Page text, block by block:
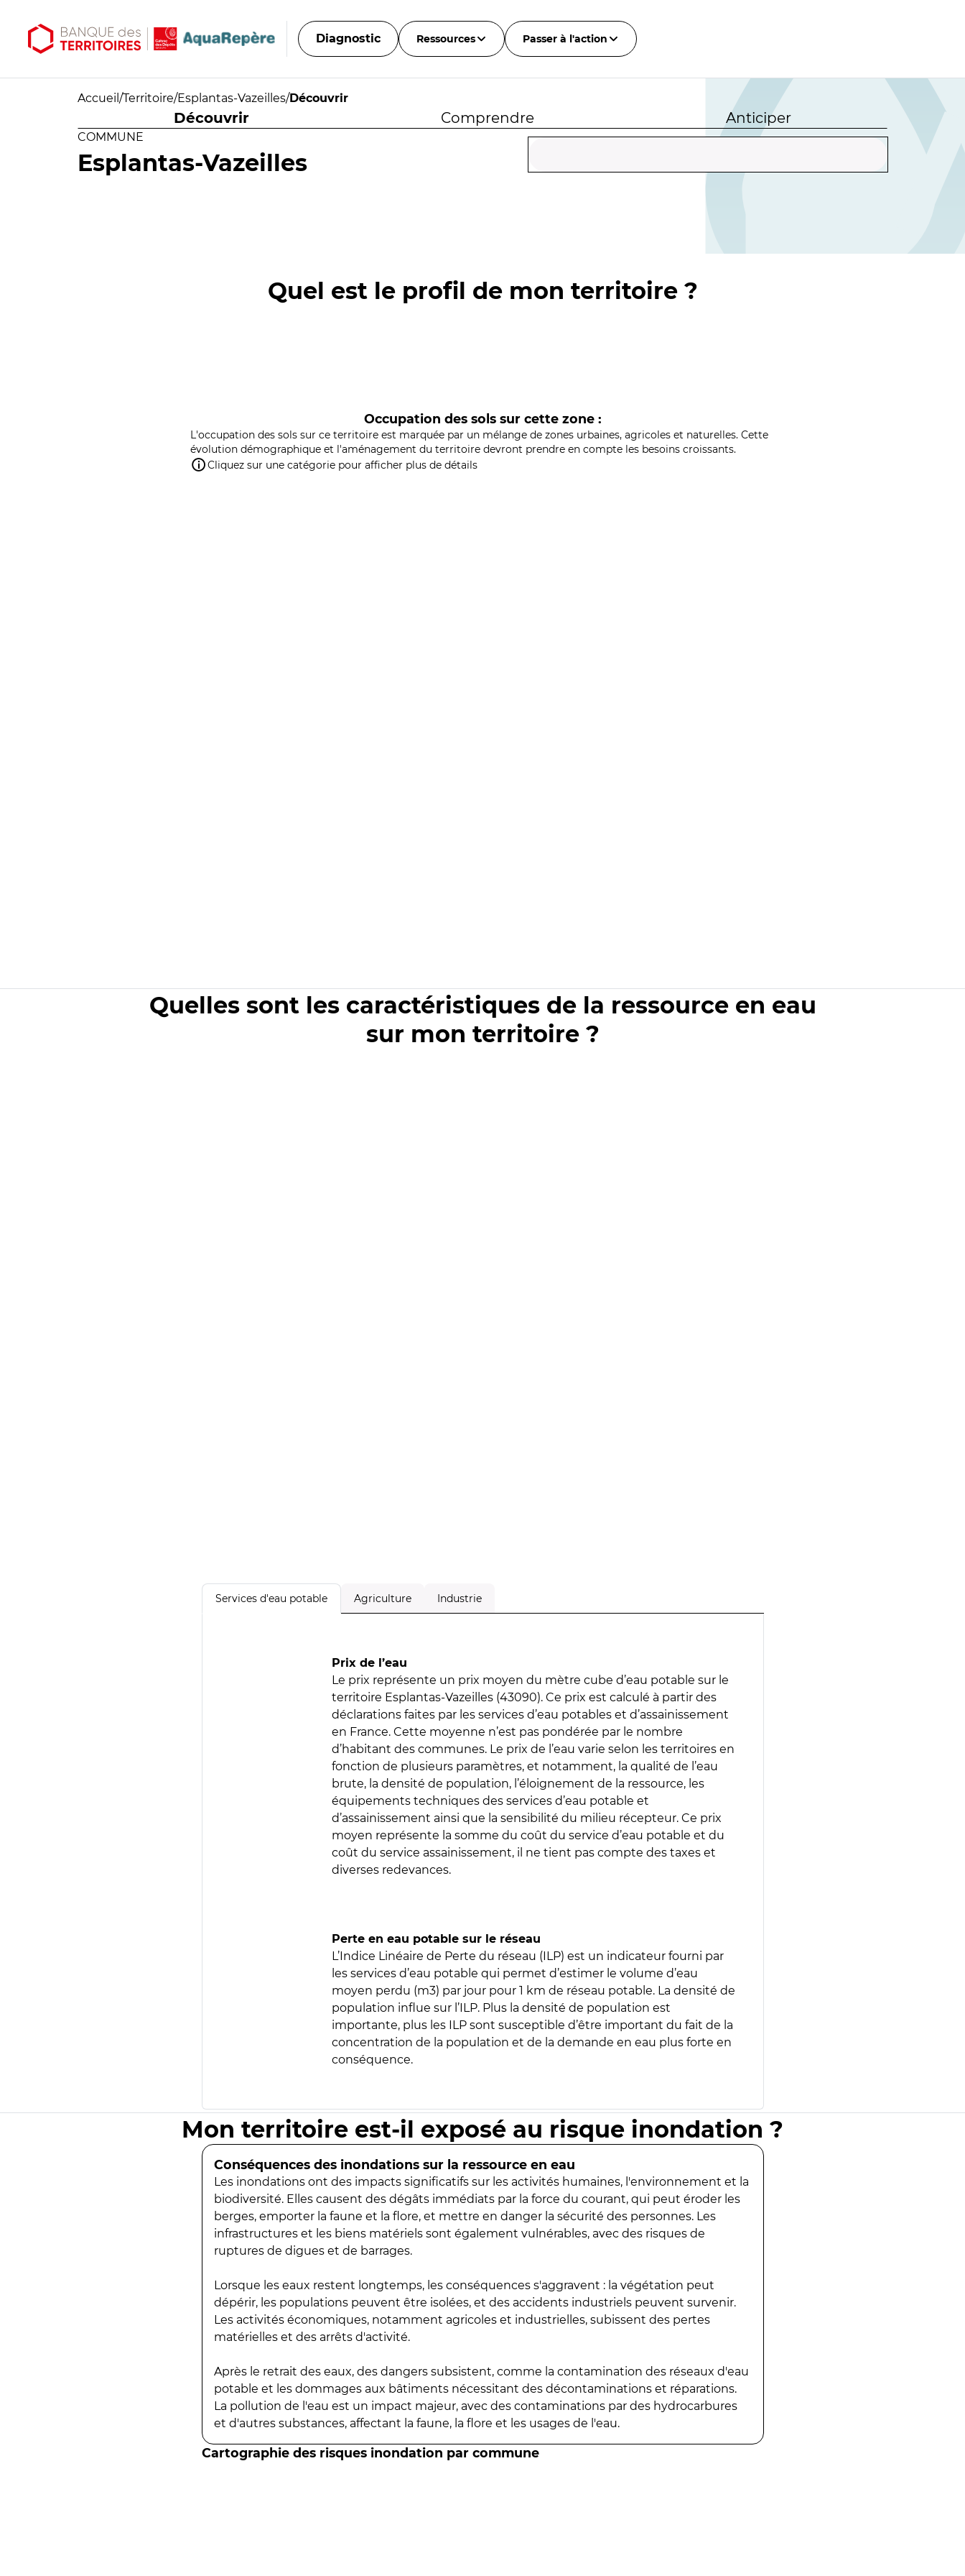
Diagnostic Ressources Passer à l'action
Accueil /Territoire/Esplantas-Vazeilles/Découvrir
Découvrir Comprendre Anticiper
COMMUNE
Esplantas-Vazeilles
Quel est le profil de mon territoire ?
Occupation des sols sur cette zone :
L'occupation des sols sur ce territoire est marquée par un mélange de zones urbaines, agricoles et naturelles. Cette
évolution démographique et l'aménagement du territoire devront prendre en compte les besoins croissants.
Cliquez sur une catégorie pour afficher plus de détails
Quelles sont les caractéristiques de la ressource en eau
sur mon territoire ?
Services d'eau potable Agriculture Industrie
Prix de l’eau
Le prix représente un prix moyen du mètre cube d’eau potable sur le
territoire Esplantas-Vazeilles (43090). Ce prix est calculé à partir des
déclarations faites par les services d’eau potables et d’assainissement
en France. Cette moyenne n’est pas pondérée par le nombre
d’habitant des communes. Le prix de l’eau varie selon les territoires en
fonction de plusieurs paramètres, et notamment, la qualité de l’eau
brute, la densité de population, l’éloignement de la ressource, les
équipements techniques des services d’eau potable et
d’assainissement ainsi que la sensibilité du milieu récepteur. Ce prix
moyen représente la somme du coût du service d’eau potable et du
coût du service assainissement, il ne tient pas compte des taxes et
diverses redevances.
Perte en eau potable sur le réseau
L’Indice Linéaire de Perte du réseau (ILP) est un indicateur fourni par
les services d’eau potable qui permet d’estimer le volume d’eau
moyen perdu (m3) par jour pour 1 km de réseau potable. La densité de
population influe sur l’ILP. Plus la densité de population est
importante, plus les ILP sont susceptible d’être important du fait de la
concentration de la population et de la demande en eau plus forte en
conséquence.
Mon territoire est-il exposé au risque inondation ?
Conséquences des inondations sur la ressource en eau
Les inondations ont des impacts significatifs sur les activités humaines, l'environnement et la
biodiversité. Elles causent des dégâts immédiats par la force du courant, qui peut éroder les
berges, emporter la faune et la flore, et mettre en danger la sécurité des personnes. Les
infrastructures et les biens matériels sont également vulnérables, avec des risques de
ruptures de digues et de barrages.
Lorsque les eaux restent longtemps, les conséquences s'aggravent : la végétation peut
dépérir, les populations peuvent être isolées, et des accidents industriels peuvent survenir.
Les activités économiques, notamment agricoles et industrielles, subissent des pertes
matérielles et des arrêts d'activité.
Après le retrait des eaux, des dangers subsistent, comme la contamination des réseaux d'eau
potable et les dommages aux bâtiments nécessitant des décontaminations et réparations.
La pollution de l'eau est un impact majeur, avec des contaminations par des hydrocarbures
et d'autres substances, affectant la faune, la flore et les usages de l'eau.
Cartographie des risques inondation par commune